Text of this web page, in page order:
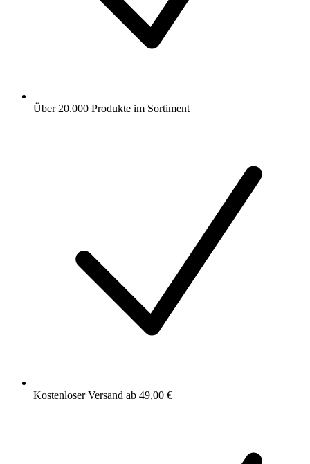
Über 20.000 Produkte im Sortiment
Kostenloser Versand ab 49,00 €